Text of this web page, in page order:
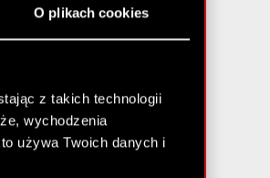
O plikach cookies
z takich technologii
wychodzenia
używa Twoich danych i